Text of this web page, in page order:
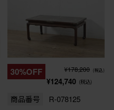
30%OFF ¥178,200 (税込)
¥124,740 (税込)
商品番号 R-078125